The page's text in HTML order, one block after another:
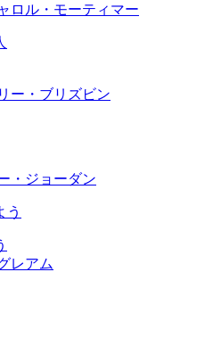
ロル・モーティマー
ー・ブリズビン
・ジョーダン
レアム